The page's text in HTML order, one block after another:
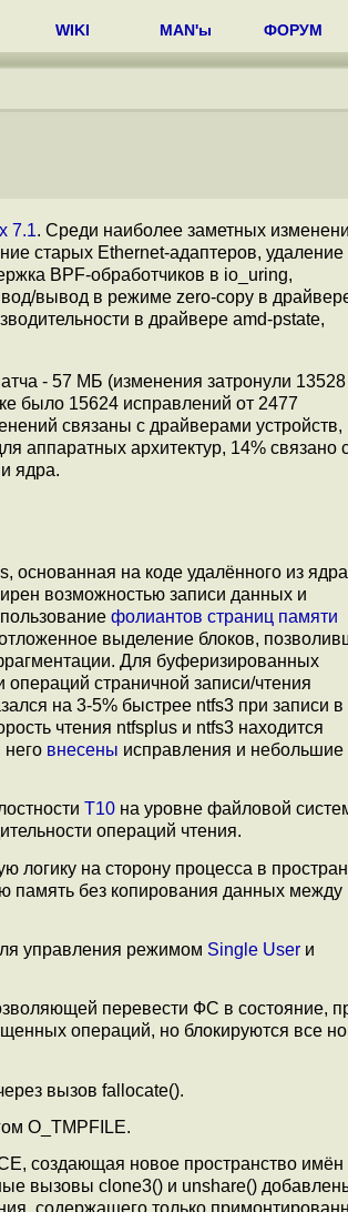
WIKI MAN'ы ФОРУМ
7.1. Среди наиболее заметных
старых Ethernet-адаптеров, удаление
BPF-обработчиков в io_uring,
вывод в режиме zero-copy в
в драйвере amd-pstate,
- 57 МБ (изменения затронули 13528
было 15624 исправлений от 2477
связаны с драйверами устройств,
аппаратных архитектур, 14% связано
ядра.
основанная на коде удалённого из ядра
возможностью записи данных и
фолиантов страниц памяти
выделение блоков,
Для буферизированных
страничной записи/чтения
на 3-5% быстрее ntfs3 при записи в
чтения ntfsplus и ntfs3 находится
внесены исправления и небольшие
T10 на уровне файловой
операций чтения.
на сторону процесса в
память без копирования данных между
управления режимом Single User и
перевести ФС в состояние,
операций, но блокируются все
вызов fallocate().
O_TMPFILE.
создающая новое пространство имён
вызовы clone3() и unshare()